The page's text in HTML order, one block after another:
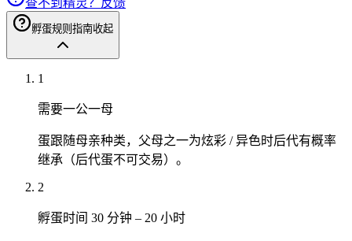
孵蛋规则指南收起
1
需要一公一母
蛋跟随母亲种类，父母之一为炫彩 / 异色时后代有概率
继承（后代蛋不可交易）。
2
孵蛋时间 30 分钟 – 20 小时